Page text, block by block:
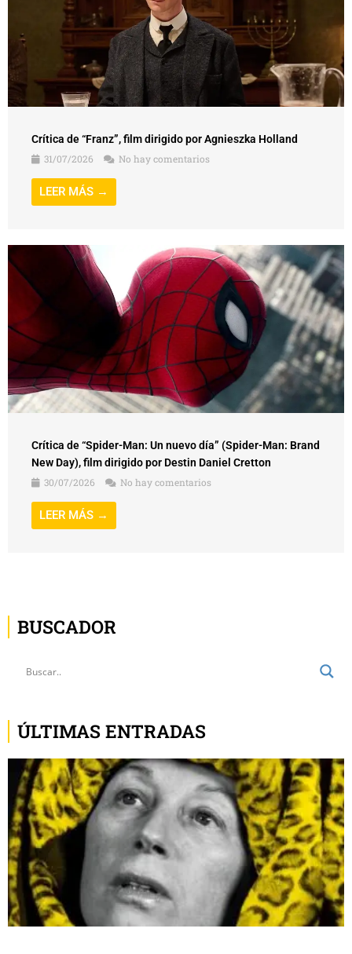
Crítica de “Franz”, film dirigido por Agnieszka Holland
31/07/2026
No hay comentarios
LEER MÁS →
Crítica de “Spider-Man: Un nuevo día” (Spider-Man: Brand
New Day), film dirigido por Destin Daniel Cretton
30/07/2026
No hay comentarios
LEER MÁS →
BUSCADOR
ÚLTIMAS ENTRADAS